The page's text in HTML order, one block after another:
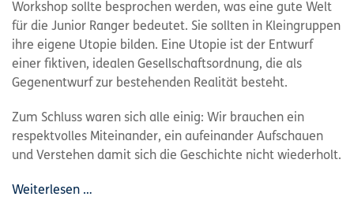
Workshop sollte besprochen werden, was eine gute Welt
für die Junior Ranger bedeutet. Sie sollten in Kleingruppen
ihre eigene Utopie bilden. Eine Utopie ist der Entwurf
einer fiktiven, idealen Gesellschaftsordnung, die als
Gegenentwurf zur bestehenden Realität besteht.
Zum Schluss waren sich alle einig: Wir brauchen ein
respektvolles Miteinander, ein aufeinander Aufschauen
und Verstehen damit sich die Geschichte nicht wiederholt.
Weiterlesen …